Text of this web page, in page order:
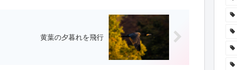
黄葉の夕暮れを飛行